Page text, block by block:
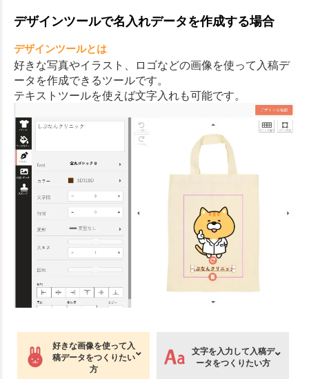
デザインツールで名入れデータを作成する場合
デザインツールとは
好きな写真やイラスト、ロゴなどの画像を使って入稿デ
ータを作成できるツールです。
テキストツールを使えば文字入れも可能です。
好きな画像を使って入
稿データをつくりたい
方
文字を入力して入稿デ
ータをつくりたい方